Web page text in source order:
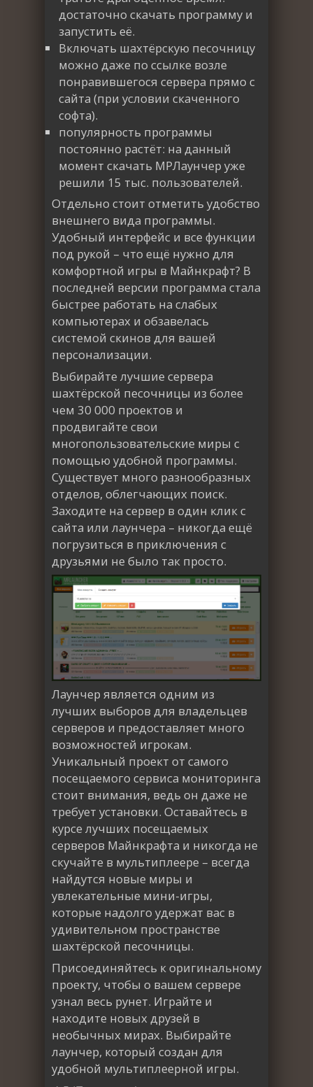
достаточно скачать программу и
запустить её.
Включать шахтёрскую песочницу
можно даже по ссылке возле
понравившегося сервера прямо с
сайта (при условии скаченного
софта).
популярность программы
постоянно растёт: на данный
момент скачать МРЛаунчер уже
решили 15 тыс. пользователей.
Отдельно стоит отметить удобство
внешнего вида программы.
Удобный интерфейс и все функции
под рукой – что ещё нужно для
комфортной игры в Майнкрафт? В
последней версии программа стала
быстрее работать на слабых
компьютерах и обзавелась
системой скинов для вашей
персонализации.
Выбирайте лучшие сервера
шахтёрской песочницы из более
чем 30 000 проектов и
продвигайте свои
многопользовательские миры с
помощью удобной программы.
Существует много разнообразных
отделов, облегчающих поиск.
Заходите на сервер в один клик с
сайта или лаунчера – никогда ещё
погрузиться в приключения с
друзьями не было так просто.
Лаунчер является одним из
лучших выборов для владельцев
серверов и предоставляет много
возможностей игрокам.
Уникальный проект от самого
посещаемого сервиса мониторинга
стоит внимания, ведь он даже не
требует установки. Оставайтесь в
курсе лучших посещаемых
серверов Майнкрафта и никогда не
скучайте в мультиплеере – всегда
найдутся новые миры и
увлекательные мини-игры,
которые надолго удержат вас в
удивительном пространстве
шахтёрской песочницы.
Присоединяйтесь к оригинальному
проекту, чтобы о вашем сервере
узнал весь рунет. Играйте и
находите новых друзей в
необычных мирах. Выбирайте
лаунчер, который создан для
удобной мультиплеерной игры.